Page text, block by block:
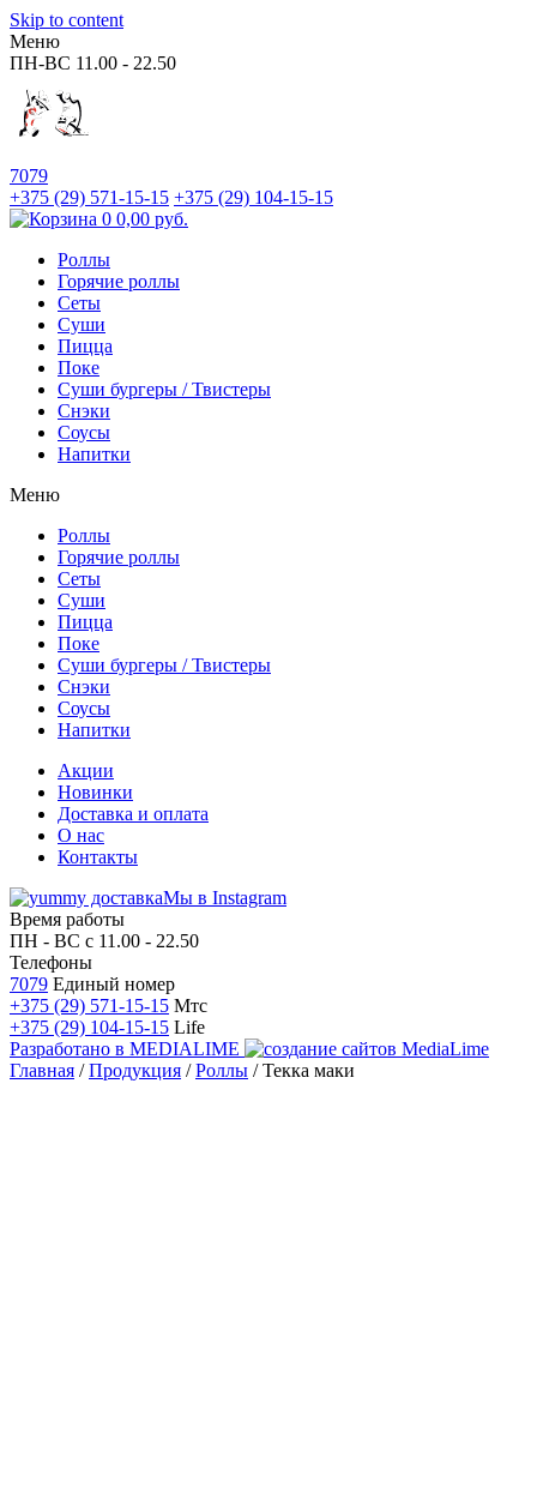
Skip to content
Меню
ПН-ВС 11.00 - 22.50
7079
+375 (29) 571-15-15 +375 (29) 104-15-15
0 0,00 руб.
Роллы
Горячие роллы
Сеты
Суши
Пицца
Поке
Суши бургеры / Твистеры
Снэки
Соусы
Напитки
Меню
Роллы
Горячие роллы
Сеты
Суши
Пицца
Поке
Суши бургеры / Твистеры
Снэки
Соусы
Напитки
Акции
Новинки
Доставка и оплата
О нас
Контакты
Мы в Instagram
Время работы
ПН - ВС с 11.00 - 22.50
Телефоны
7079 Единый номер
+375 (29) 571-15-15 Мтс
+375 (29) 104-15-15 Life
Разработано в MEDIALIME
Главная /Продукция /Роллы /Текка маки